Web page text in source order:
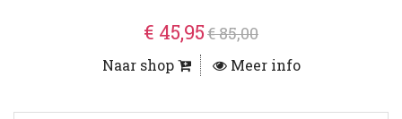
€ 45,95€ 85,00
Naar shop Meer info